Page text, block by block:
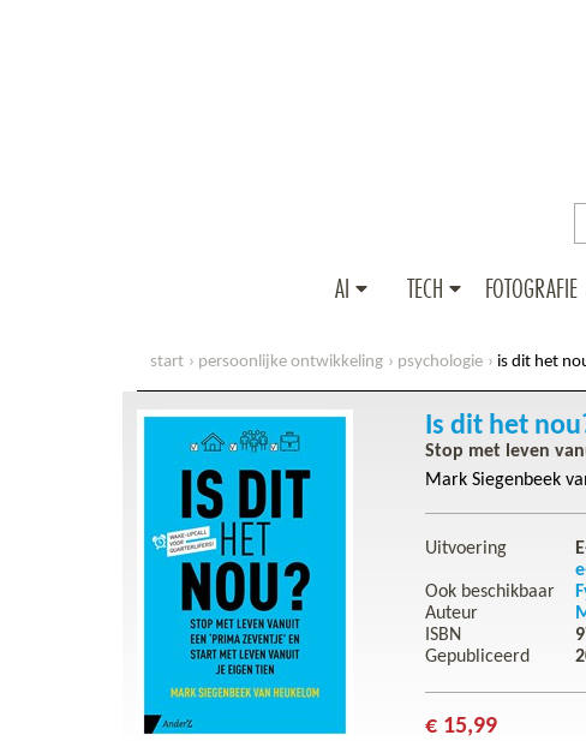
AI TECH
start persoonlijke ontwikkeling psychologie is dit het
Is dit het
Stop met leven
Mark Siegenbeek
Uitvoering
Ook beschikbaar
Auteur
ISBN
Gepubliceerd
€ 15,99